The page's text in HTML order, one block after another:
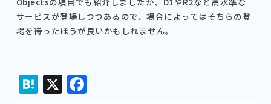
サービスが登場しつつあるので、場合によってはそちらの登
場を待ったほうが良いかもしれません。
Hatena
X Facebook